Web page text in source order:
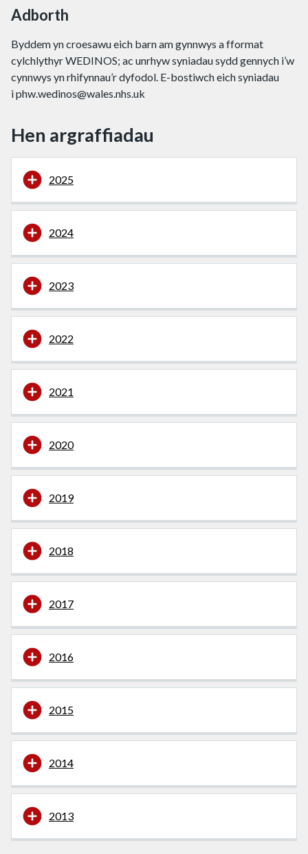
Adborth
Byddem yn croesawu eich barn am gynnwys a fformat
cylchlythyr WEDINOS; ac unrhyw syniadau sydd gennych i’w
cynnwys yn rhifynnau’r dyfodol. E-bostiwch eich syniadau
iphw.wedinos@wales.nhs.uk
Hen argraffiadau
2025
2024
2023
2022
2021
2020
2019
2018
2017
2016
2015
2014
2013